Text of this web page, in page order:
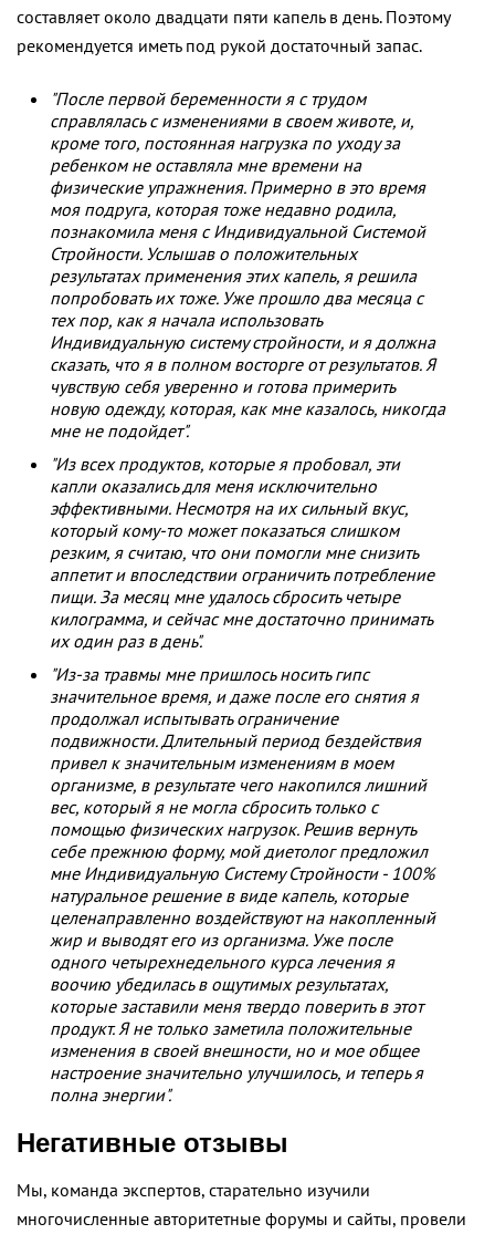
составляет около двадцати пяти капель в день. Поэтому
рекомендуется иметь под рукой достаточный запас.
"После первой беременности я с трудом
справлялась с изменениями в своем животе, и,
кроме того, постоянная нагрузка по уходу за
ребенком не оставляла мне времени на
физические упражнения. Примерно в это время
моя подруга, которая тоже недавно родила,
познакомила меня с Индивидуальной Системой
Стройности. Услышав о положительных
результатах применения этих капель, я решила
попробовать их тоже. Уже прошло два месяца с
тех пор, как я начала использовать
Индивидуальную систему стройности, и я должна
сказать, что я в полном восторге от результатов. Я
чувствую себя уверенно и готова примерить
новую одежду, которая, как мне казалось, никогда
мне не подойдет".
"Из всех продуктов, которые я пробовал, эти
капли оказались для меня исключительно
эффективными. Несмотря на их сильный вкус,
который кому-то может показаться слишком
резким, я считаю, что они помогли мне снизить
аппетит и впоследствии ограничить потребление
пищи. За месяц мне удалось сбросить четыре
килограмма, и сейчас мне достаточно принимать
их один раз в день".
"Из-за травмы мне пришлось носить гипс
значительное время, и даже после его снятия я
продолжал испытывать ограничение
подвижности. Длительный период бездействия
привел к значительным изменениям в моем
организме, в результате чего накопился лишний
вес, который я не могла сбросить только с
помощью физических нагрузок. Решив вернуть
себе прежнюю форму, мой диетолог предложил
мне Индивидуальную Систему Стройности - 100%
натуральное решение в виде капель, которые
целенаправленно воздействуют на накопленный
жир и выводят его из организма. Уже после
одного четырехнедельного курса лечения я
воочию убедилась в ощутимых результатах,
которые заставили меня твердо поверить в этот
продукт. Я не только заметила положительные
изменения в своей внешности, но и мое общее
настроение значительно улучшилось, и теперь я
полна энергии".
Негативные отзывы
Мы, команда экспертов, старательно изучили
многочисленные авторитетные форумы и сайты, провели